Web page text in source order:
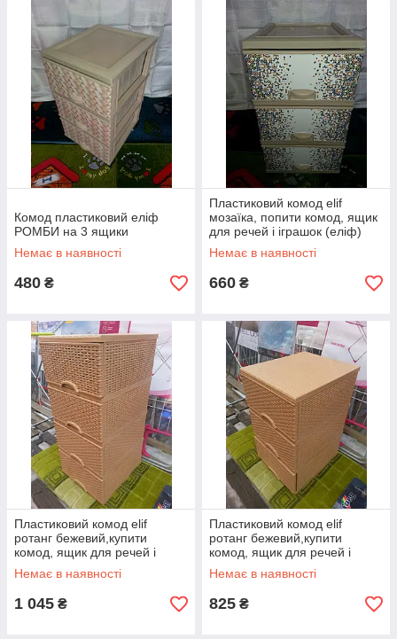
Комод пластиковий еліф
РОМБИ на 3 ящики
Немає в наявності
480 ₴
Пластиковий комод elif
мозаїка, попити комод, ящик
для речей і іграшок (еліф)
Немає в наявності
660 ₴
Пластиковий комод elif
ротанг бежевий,купити
комод, ящик для речей і
іграшок (еліф)
Немає в наявності
1 045 ₴
Пластиковий комод elif
ротанг бежевий,купити
комод, ящик для речей і
іграшок (еліф)
Немає в наявності
825 ₴